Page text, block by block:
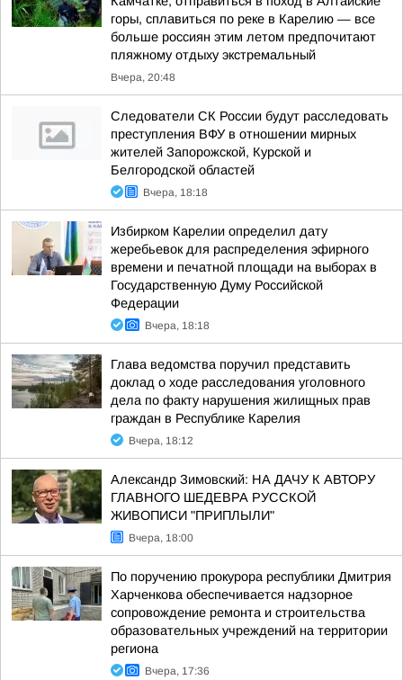
горы, сплавиться по реке в Карелию — все
больше россиян этим летом предпочитают
пляжному отдыху экстремальный
Вчера, 20:48
Следователи СК России будут расследовать
преступления ВФУ в отношении мирных
жителей Запорожской, Курской и
Белгородской областей
Вчера, 18:18
Избирком Карелии определил дату
жеребьевок для распределения эфирного
времени и печатной площади на выборах в
Государственную Думу Российской
Федерации
Вчера, 18:18
Глава ведомства поручил представить
доклад о ходе расследования уголовного
дела по факту нарушения жилищных прав
граждан в Республике Карелия
Вчера, 18:12
Александр Зимовский: НА ДАЧУ К АВТОРУ
ГЛАВНОГО ШЕДЕВРА РУССКОЙ
ЖИВОПИСИ "ПРИПЛЫЛИ"
Вчера, 18:00
По поручению прокурора республики Дмитрия
Харченкова обеспечивается надзорное
сопровождение ремонта и строительства
образовательных учреждений на территории
региона
Вчера, 17:36